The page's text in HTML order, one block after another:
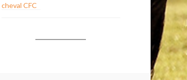
cheval CFC